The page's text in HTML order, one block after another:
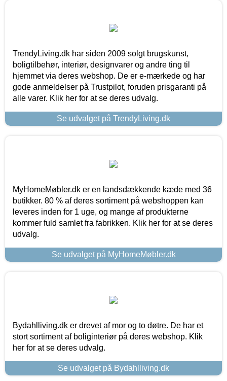
TrendyLiving.dk har siden 2009 solgt brugskunst,
boligtilbehør, interiør, designvarer og andre ting til
hjemmet via deres webshop. De er e-mærkede og har
gode anmeldelser på Trustpilot, foruden prisgaranti på
alle varer. Klik her for at se deres udvalg.
Se udvalget på TrendyLiving.dk
MyHomeMøbler.dk er en landsdækkende kæde med 36
butikker. 80 % af deres sortiment på webshoppen kan
leveres inden for 1 uge, og mange af produkterne
kommer fuld samlet fra fabrikken. Klik her for at se deres
udvalg.
Se udvalget på MyHomeMøbler.dk
Bydahlliving.dk er drevet af mor og to døtre. De har et
stort sortiment af boliginteriør på deres webshop. Klik
her for at se deres udvalg.
Se udvalget på Bydahlliving.dk